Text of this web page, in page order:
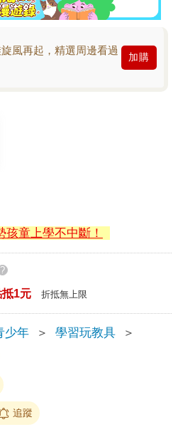
風再起，精選周邊看過
加購
童上學不中斷！
?
1元 折抵無上限
少年 ＞ 學習玩教具
＞
追蹤